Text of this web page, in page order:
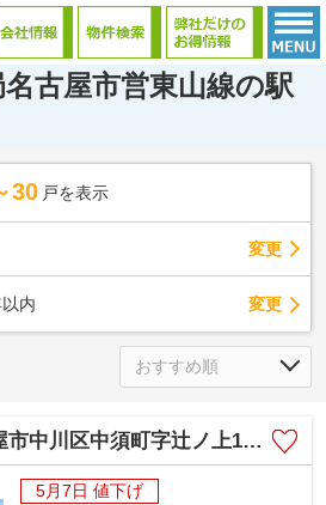
古屋市営東山線の駅
30 戸を表示
変更
内 変更
中須町字辻ノ上150-27【仲介手数料無料】新築一戸建て 1号棟
5月7日 値下げ